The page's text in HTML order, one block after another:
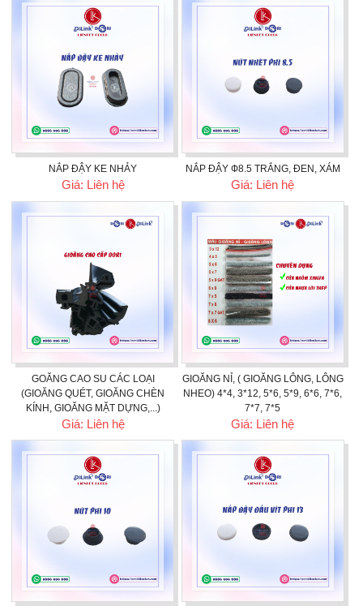
NẮP ĐẬY KE NHẢY
Giá: Liên hệ
NẮP ĐẬY Ф8.5 TRẮNG, ĐEN, XÁM
Giá: Liên hệ
GOĂNG CAO SU CÁC LOẠI
(GIOĂNG QUÉT, GIOĂNG CHÈN
KÍNH, GIOĂNG MẶT DỰNG,...)
Giá: Liên hệ
GIOĂNG NỈ, ( GIOĂNG LÔNG, LÔNG
NHEO) 4*4, 3*12, 5*6, 5*9, 6*6, 7*6,
7*7, 7*5
Giá: Liên hệ